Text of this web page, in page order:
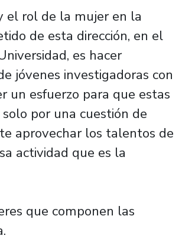
el rol de la mujer en la
de esta dirección, en el
es hacer
jóvenes investigadoras con
un esfuerzo para que estas
por una cuestión de
aprovechar los talentos de
actividad que es la
que componen las